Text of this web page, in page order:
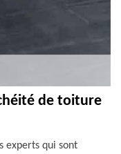
de toiture
experts qui sont